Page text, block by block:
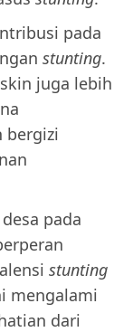
pada
stunting.
juga lebih
bergizi
pada
stunting
mengalami
dari